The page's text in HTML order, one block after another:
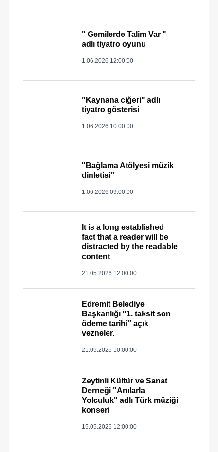
" Gemilerde Talim Var "
adlı tiyatro oyunu
1.06.2026 12:00:00
"Kaynana ciğeri" adlı
tiyatro gösterisi
1.06.2026 10:00:00
''Bağlama Atölyesi müzik
dinletisi''
1.06.2026 09:00:00
It is a long established
fact that a reader will be
distracted by the readable
content
21.05.2026 12:00:00
Edremit Belediye
Başkanlığı ''1. taksit son
ödeme tarihi'' açık
vezneler.
21.05.2026 10:00:00
Zeytinli Kültür ve Sanat
Derneği "Anılarla
Yolculuk" adlı Türk müziği
konseri
15.05.2026 12:00:00